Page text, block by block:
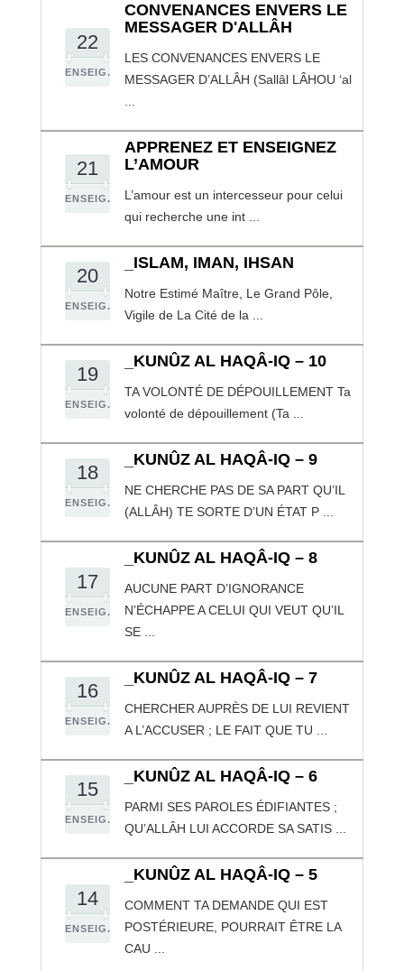
22
ENSEIG.
CONVENANCES ENVERS LE
MESSAGER D'ALLÂH
LES CONVENANCES ENVERS LE
MESSAGER D’ALLÂH (Sallâl LÂHOU ‘al
...
21
ENSEIG.
APPRENEZ ET ENSEIGNEZ
L’AMOUR
L’amour est un intercesseur pour celui
qui recherche une int ...
20
ENSEIG.
_ISLAM, IMAN, IHSAN
Notre Estimé Maître, Le Grand Pôle,
Vigile de La Cité de la ...
19
ENSEIG.
_KUNÛZ AL HAQÂ-IQ – 10
TA VOLONTÉ DE DÉPOUILLEMENT Ta
volonté de dépouillement (Ta ...
18
ENSEIG.
_KUNÛZ AL HAQÂ-IQ – 9
NE CHERCHE PAS DE SA PART QU’IL
(ALLÂH) TE SORTE D’UN ÉTAT P ...
17
ENSEIG.
_KUNÛZ AL HAQÂ-IQ – 8
AUCUNE PART D’IGNORANCE
N’ÉCHAPPE A CELUI QUI VEUT QU’IL
SE ...
16
ENSEIG.
_KUNÛZ AL HAQÂ-IQ – 7
CHERCHER AUPRÈS DE LUI REVIENT
A L’ACCUSER ; LE FAIT QUE TU ...
15
ENSEIG.
_KUNÛZ AL HAQÂ-IQ – 6
PARMI SES PAROLES ÉDIFIANTES ;
QU’ALLÂH LUI ACCORDE SA SATIS ...
14
ENSEIG.
_KUNÛZ AL HAQÂ-IQ – 5
COMMENT TA DEMANDE QUI EST
POSTÉRIEURE, POURRAIT ÊTRE LA
CAU ...